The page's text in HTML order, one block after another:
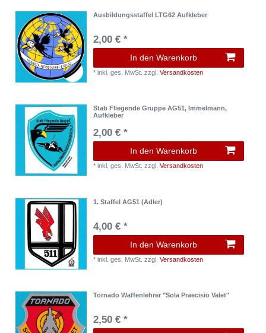
Ausbildungsstaffel LTG62 Aufkleber
2,00 € *
In den Warenkorb
*inkl. ges. MwSt. zzgl.Versandkosten
Stab Fliegende Gruppe AG51, Immelmann,
Aufkleber
2,00 € *
In den Warenkorb
*inkl. ges. MwSt. zzgl.Versandkosten
1. Staffel AG51 (Adler)
4,00 € *
In den Warenkorb
*inkl. ges. MwSt. zzgl.Versandkosten
Tornado Waffenlehrer "Sola Praecisio Valet"
2,50 € *